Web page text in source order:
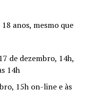
anos, mesmo que
17 de dezembro, 14h,
14h
15h on-line e às